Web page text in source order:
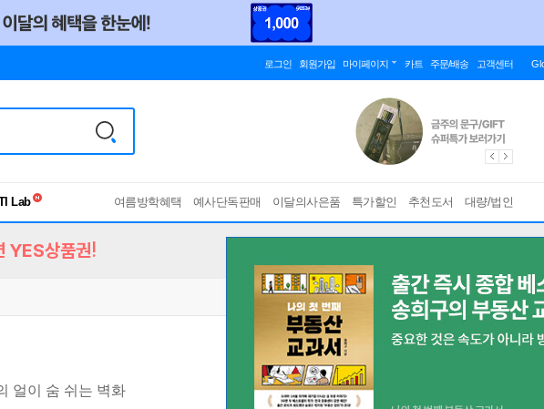
로그인 회원가입 마이페이지 카트 주문/배송 고객센터
Lab
유형검사
여름방학혜택 예사단독판매 이달의사은품 특가할인 추천도서 대량/법인
YES상품권!
얼이 숨 쉬는 벽화